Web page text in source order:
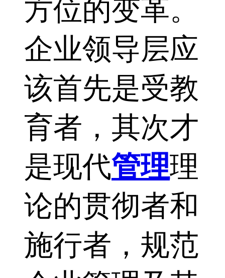
方位的变革。
企业领导层应
该首先是受教
育者，其次才
是现代管理理
论的贯彻者和
施行者，规范